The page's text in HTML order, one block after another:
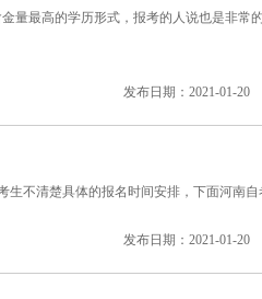
量最高的学历形式，报考的人说也是非常
发布日期：2021-01-20
不清楚具体的报名时间安排，下面河南自
发布日期：2021-01-20